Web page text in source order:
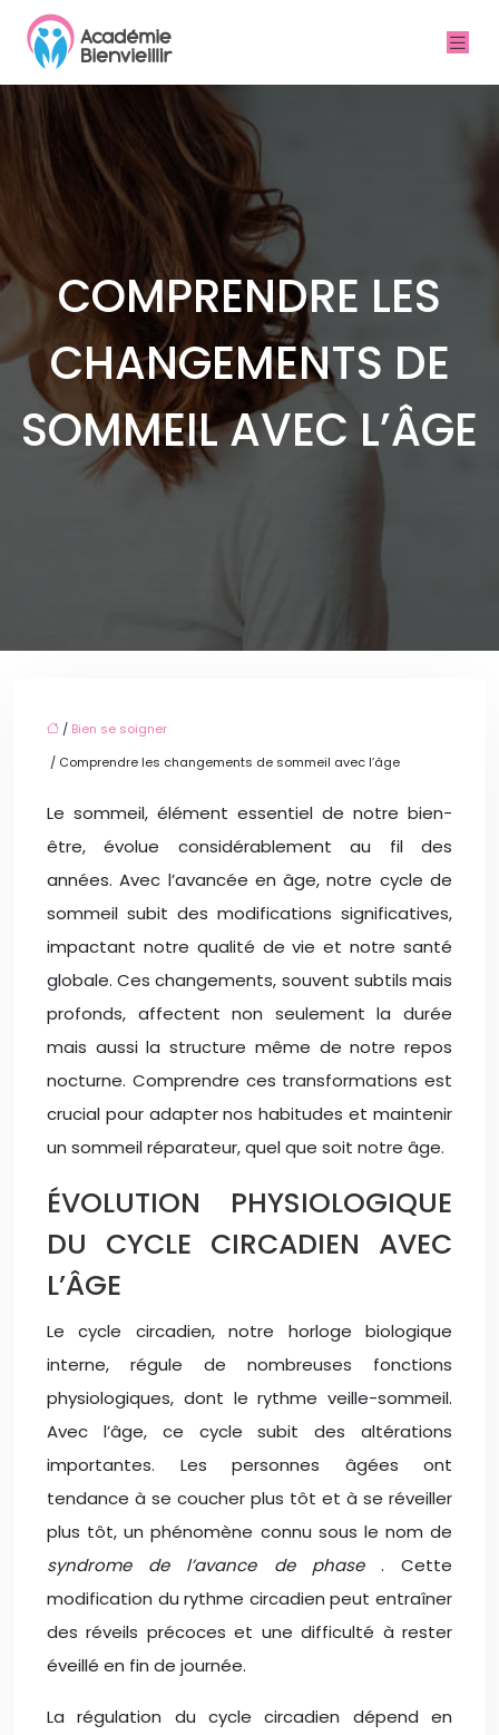
COMPRENDRE LES
CHANGEMENTS DE
SOMMEIL AVEC L’ÂGE
/ Bien se soigner
/ Comprendre les changements de sommeil avec l’âge
Le sommeil, élément essentiel de notre bien-
être, évolue considérablement au fil des
années. Avec l’avancée en âge, notre cycle de
sommeil subit des modifications significatives,
impactant notre qualité de vie et notre santé
globale. Ces changements, souvent subtils mais
profonds, affectent non seulement la durée
mais aussi la structure même de notre repos
nocturne. Comprendre ces transformations est
crucial pour adapter nos habitudes et maintenir
un sommeil réparateur, quel que soit notre âge.
ÉVOLUTION PHYSIOLOGIQUE
DU CYCLE CIRCADIEN AVEC
L’ÂGE
Le cycle circadien, notre horloge biologique
interne, régule de nombreuses fonctions
physiologiques, dont le rythme veille-sommeil.
Avec l’âge, ce cycle subit des altérations
importantes. Les personnes âgées ont
tendance à se coucher plus tôt et à se réveiller
plus tôt, un phénomène connu sous le nom de
syndrome de l’avance de phase . Cette
modification du rythme circadien peut entraîner
des réveils précoces et une difficulté à rester
éveillé en fin de journée.
La régulation du cycle circadien dépend en